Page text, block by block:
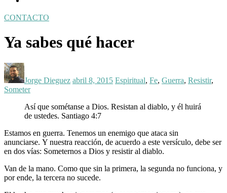
CONTACTO
navigation
Ya sabes qué hacer
Posted
by:
Jorge Dieguez
on
abril 8, 2015
in:
Espiritual, Fe, Guerra, Resistir,
Someter
Así que sométanse a Dios. Resistan al diablo, y él huirá
de ustedes. Santiago 4:7
Estamos en guerra. Tenemos un enemigo que ataca sin
anunciarse. Y nuestra reacción, de acuerdo a este versículo, debe ser
en dos vías: Someternos a Dios y resistir al diablo.
Van de la mano. Como que sin la primera, la segunda no funciona, y
por ende, la tercera no sucede.